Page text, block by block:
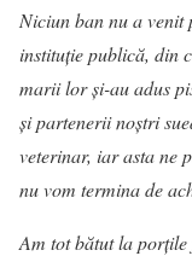
Niciun ban nu a venit
instituție publică, din
marii lor și-au adus
și partenerii noștri
veterinar, iar asta ne
nu vom termina de
Am tot bătut la